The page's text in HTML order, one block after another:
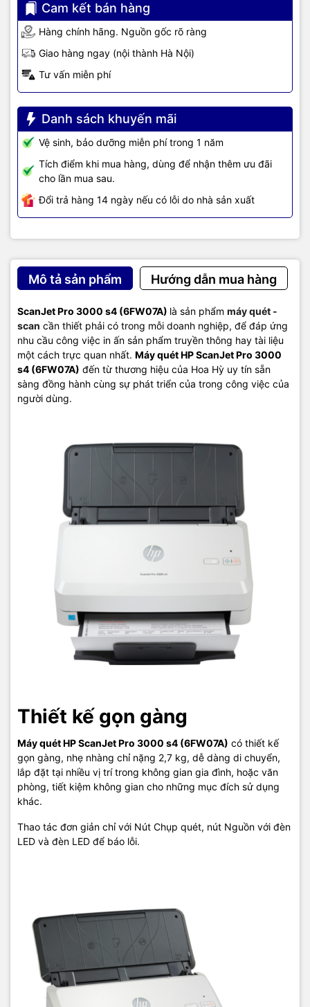
Cam kết bán hàng
Hàng chính hãng. Nguồn gốc rõ ràng
Giao hàng ngay (nội thành Hà Nội)
Tư vấn miễn phí
Danh sách khuyến mãi
Vệ sinh, bảo dưỡng miễn phí trong 1 năm
Tích điểm khi mua hàng, dùng để nhận thêm ưu đãi
cho lần mua sau.
Đổi trả hàng 14 ngày nếu có lỗi do nhà sản xuất
Mô tả sản phẩm Hướng dẫn mua hàng
ScanJet Pro 3000 s4 (6FW07A) là sản phẩm máy quét -
scan cần thiết phải có trong mỗi doanh nghiệp, để đáp ứng
nhu cầu công việc in ấn sản phẩm truyền thông hay tài liệu
một cách trực quan nhất. Máy quét HP ScanJet Pro 3000
s4 (6FW07A) đến từ thương hiệu của Hoa Hỳ uy tín sẵn
sàng đồng hành cùng sự phát triển của trong công việc của
người dùng.
Thiết kế gọn gàng
Máy quét HP ScanJet Pro 3000 s4 (6FW07A) có thiết kế
gọn gàng, nhẹ nhàng chỉ nặng 2,7 kg, dễ dàng di chuyển,
lắp đặt tại nhiều vị trí trong không gian gia đình, hoặc văn
phòng, tiết kiệm không gian cho những mục đích sử dụng
khác.
Thao tác đơn giản chỉ với Nút Chụp quét, nút Nguồn với đèn
LED và đèn LED để báo lỗi.
Dễ dàng scan qua mạng Lan,máy quét HP tích hợp sẵn cổng kết
nối qua mạng Lan chuẩn RJ45 giúp bạn kết nối thiết bị vào hệ
thống mạng Lan của công ty dễ dàng, để mọi người trong văn
phòng có thể sử dụng chung thiết bị, tiết kiệm chi phí đầu tư.
Tự động căn chỉnh văn bản ở dạng thích hợp với
phát hiện màu, làm mịn và xóa nền, tự động phát hiện kích cỡ, làm
thẳng nội dung, cải thiện nội dung. Ngoài ra
máy scan Hp
kênh, xóa viền, xóa trang trắng, hợp nhất các trang, xóa đục lỗ
– Nhà phân phối và cung cấp giải pháp công nghệ uy tín
tại Việt Nam. Chúng tôi chuyên cung cấp đa dạng sản phẩm:
Máy chủ - Server Thiết bị mạng ,
Linh kiện máy tính
như tivi, tủ lạnh, máy giặt, máy hút ẩm... cùng nhiều thiết bị
công nghệ khác.TIC.VN
sản phẩm chính
hãng, giá tốt, dịch vụ chuyên nghiệp, đáp ứng tối đa nhu cầu của
doanh nghiệp cũng như gia đình và cá nhân.